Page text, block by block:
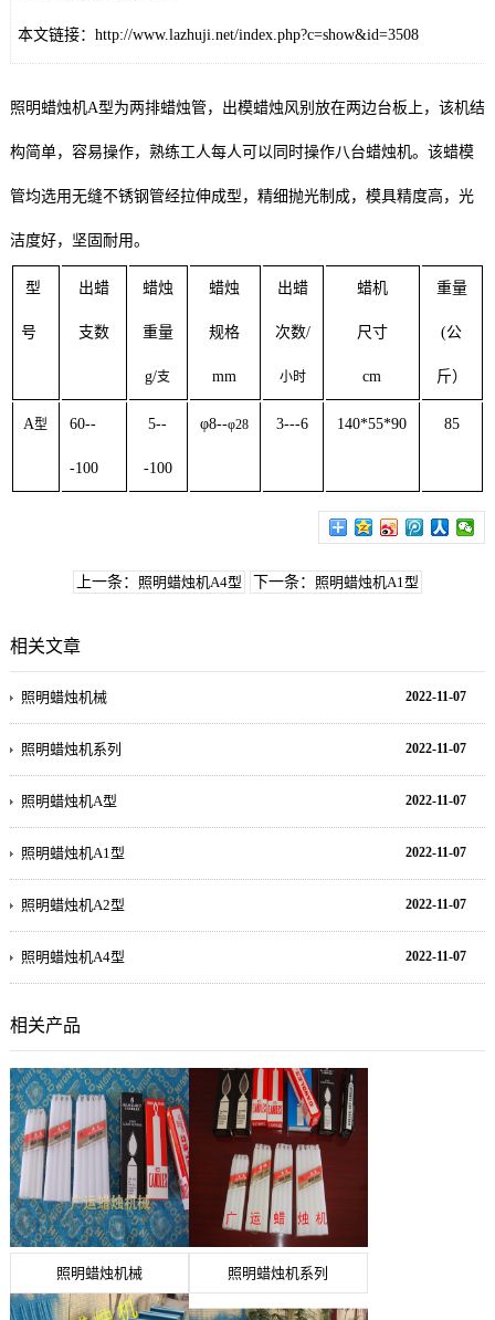
本文链接：http://www.lazhuji.net/index.php?c=show&id=3508
照明蜡烛机A型为两排蜡烛管，出模蜡烛风别放在两边台板上，该机结
构简单，容易操作，熟练工人每人可以同时操作八台蜡烛机。该蜡模
管均选用无缝不锈钢管经拉伸成型，精细抛光制成，模具精度高，光
洁度好，坚固耐用。
型
号
出蜡
支数
蜡烛
重量
g/支
蜡烛
规格
mm
出蜡
次数/
小时
蜡机
尺寸
cm
重量
(公
斤）
A型 60--
-100
5--
-100
φ8--φ28 3---6 140*55*90 85
上一条： 照明蜡烛机A4型 下一条： 照明蜡烛机A1型
相关文章
2022-11-07
照明蜡烛机械
2022-11-07
照明蜡烛机系列
2022-11-07
照明蜡烛机A型
2022-11-07
照明蜡烛机A1型
2022-11-07
照明蜡烛机A2型
2022-11-07
照明蜡烛机A4型
相关产品
照明蜡烛机械 照明蜡烛机系列